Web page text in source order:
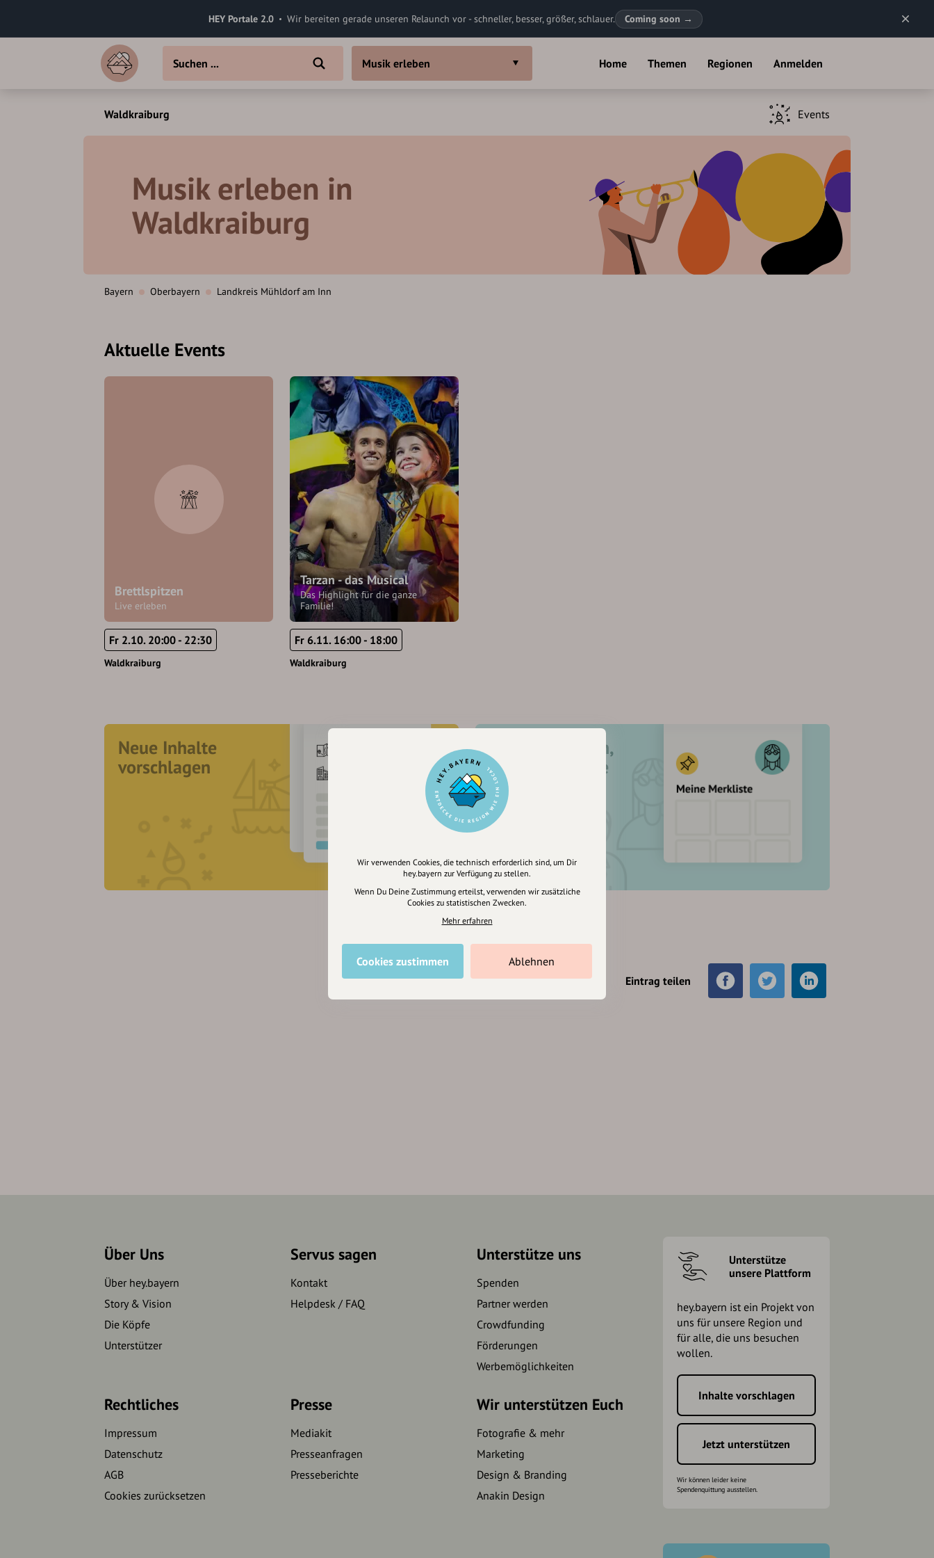
HEY Portale 2.0 Wir bereiten gerade unseren Relaunch vor - schneller, besser, größer, schlauer. Coming soon →
Home Themen Regionen Anmelden
Musik erleben
Waldkraiburg Events
Musik erleben in
Waldkraiburg
Bayern Oberbayern Landkreis Mühldorf am Inn
Aktuelle Events
Brettlspitzen
Live erleben
Fr 2.10. 20:00 - 22:30
Waldkraiburg
Tarzan - das Musical
Das Highlight für die ganze
Familie!
Fr 6.11. 16:00 - 18:00
Waldkraiburg
Neue Inhalte
vorschlagen
Registriere dich,
um dir Einträge
zu merken
Eintrag teilen
Über Uns
Über hey.bayern
Story & Vision
Die Köpfe
Unterstützer
Servus sagen
Kontakt
Helpdesk / FAQ
Unterstütze uns
Spenden
Partner werden
Crowdfunding
Förderungen
Werbemöglichkeiten
Rechtliches
Impressum
Datenschutz
AGB
Cookies zurücksetzen
Presse
Mediakit
Presseanfragen
Presseberichte
Wir unterstützen Euch
Fotografie & mehr
Marketing
Design & Branding
Anakin Design
Unterstütze
unsere Plattform
hey.bayern ist ein Projekt von
uns für unsere Region und
für alle, die uns besuchen
wollen.
Inhalte vorschlagen
Jetzt unterstützen
Wir können leider keine
Spendenquittung ausstellen.
Wir verwenden Cookies, die technisch erforderlich sind, um Dir
hey.bayern zur Verfügung zu stellen.
Wenn Du Deine Zustimmung erteilst, verwenden wir zusätzliche
Cookies zu statistischen Zwecken.
Mehr erfahren
Cookies zustimmen Ablehnen